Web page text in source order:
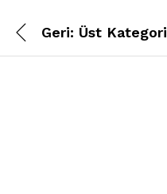
Geri: Üst Kategori